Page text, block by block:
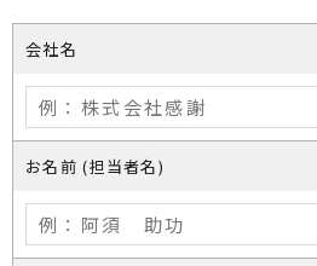
会社名
お名前 (担当者名)